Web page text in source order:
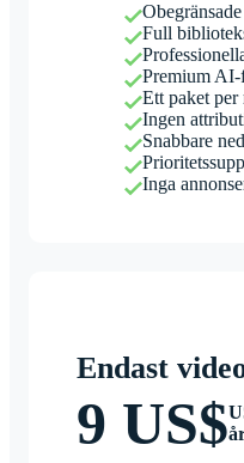
Full
Premium
Ett paket per
Ingen
Snabbare
Inga
Endast
9 US$